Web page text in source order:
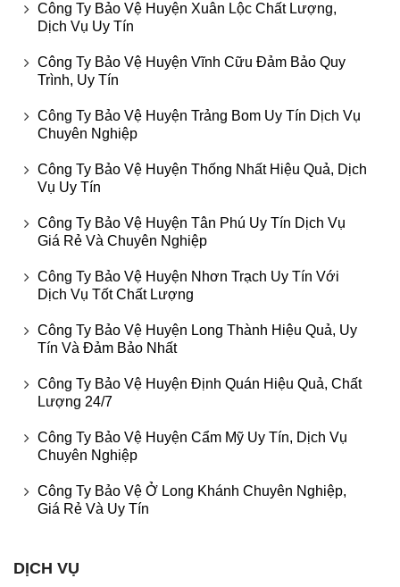
Công Ty Bảo Vệ Huyện Xuân Lộc Chất Lượng,
Dịch Vụ Uy Tín
Công Ty Bảo Vệ Huyện Vĩnh Cữu Đảm Bảo Quy
Trình, Uy Tín
Công Ty Bảo Vệ Huyện Trảng Bom Uy Tín Dịch Vụ
Chuyên Nghiệp
Công Ty Bảo Vệ Huyện Thống Nhất Hiệu Quả, Dịch
Vụ Uy Tín
Công Ty Bảo Vệ Huyện Tân Phú Uy Tín Dịch Vụ
Giá Rẻ Và Chuyên Nghiệp
Công Ty Bảo Vệ Huyện Nhơn Trạch Uy Tín Với
Dịch Vụ Tốt Chất Lượng
Công Ty Bảo Vệ Huyện Long Thành Hiệu Quả, Uy
Tín Và Đảm Bảo Nhất
Công Ty Bảo Vệ Huyện Định Quán Hiệu Quả, Chất
Lượng 24/7
Công Ty Bảo Vệ Huyện Cẩm Mỹ Uy Tín, Dịch Vụ
Chuyên Nghiệp
Công Ty Bảo Vệ Ở Long Khánh Chuyên Nghiệp,
Giá Rẻ Và Uy Tín
DỊCH VỤ